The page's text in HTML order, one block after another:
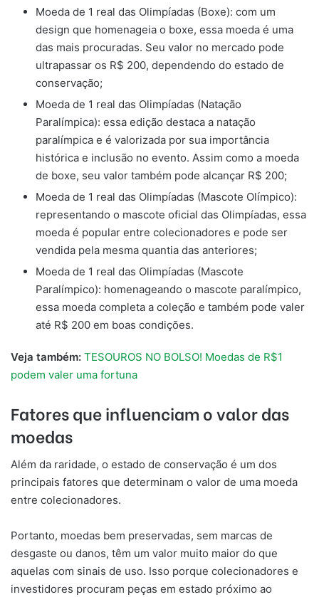
Moeda de 1 real das Olimpíadas (Boxe): com um
design que homenageia o boxe, essa moeda é uma
das mais procuradas. Seu valor no mercado pode
ultrapassar os R$ 200, dependendo do estado de
conservação;
Moeda de 1 real das Olimpíadas (Natação
Paralímpica): essa edição destaca a natação
paralímpica e é valorizada por sua importância
histórica e inclusão no evento. Assim como a moeda
de boxe, seu valor também pode alcançar R$ 200;
Moeda de 1 real das Olimpíadas (Mascote Olímpico):
representando o mascote oficial das Olimpíadas, essa
moeda é popular entre colecionadores e pode ser
vendida pela mesma quantia das anteriores;
Moeda de 1 real das Olimpíadas (Mascote
Paralímpico): homenageando o mascote paralímpico,
essa moeda completa a coleção e também pode valer
até R$ 200 em boas condições.
Veja também: TESOUROS NO BOLSO! Moedas de R$1
podem valer uma fortuna
Fatores que influenciam o valor das
moedas
Além da raridade, o estado de conservação é um dos
principais fatores que determinam o valor de uma moeda
entre colecionadores.
Portanto, moedas bem preservadas, sem marcas de
desgaste ou danos, têm um valor muito maior do que
aquelas com sinais de uso. Isso porque colecionadores e
investidores procuram peças em estado próximo ao